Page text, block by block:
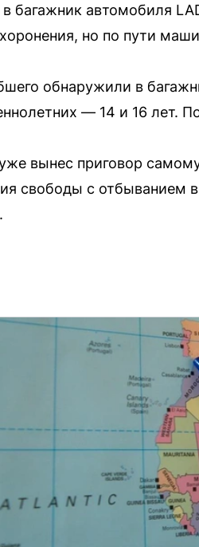
в багажник автомобиля
но по пути
обнаружили в
— 14 и 16 лет.
вынес приговор
свободы с отбыванием в